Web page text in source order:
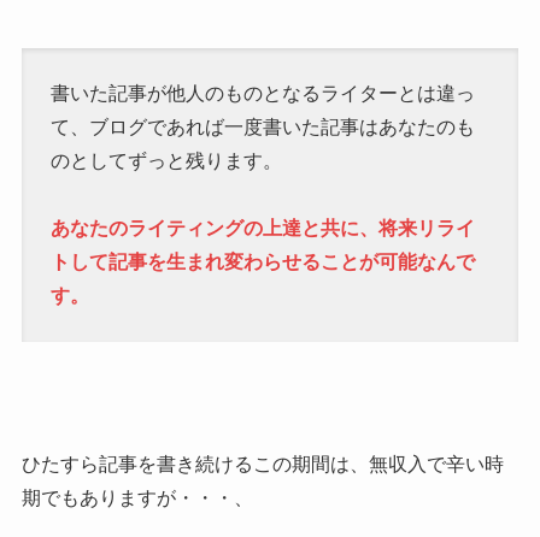
書いた記事が他人のものとなるライターとは違っ
て、ブログであれば一度書いた記事はあなたのも
のとしてずっと残ります。
あなたのライティングの上達と共に、将来リライ
トして記事を生まれ変わらせることが可能なんで
す。
ひたすら記事を書き続けるこの期間は、無収入で辛い時
期でもありますが・・・、